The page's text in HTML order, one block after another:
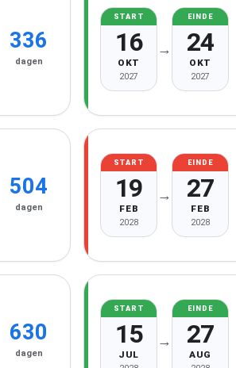
336
dagen
START
16
OKT
2027
→
EINDE
24
OKT
2027
504
dagen
START
19
FEB
2028
→
EINDE
27
FEB
2028
630
dagen
START
15
JUL
→
EINDE
27
AUG